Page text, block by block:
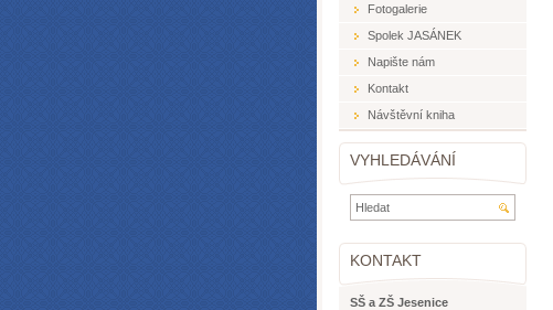
Fotogalerie
Spolek JASÁNEK
Napište nám
Kontakt
Návštěvní kniha
VYHLEDÁVÁNÍ
KONTAKT
SŠ a ZŠ Jesenice